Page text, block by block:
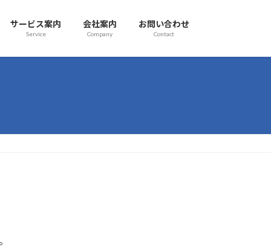
サービス案内
Service
会社案内
Company
お問い合わせ
Contact